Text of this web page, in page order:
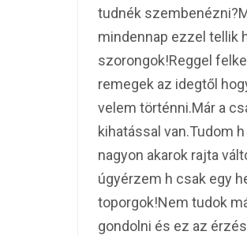
tudnék
mindennap ezzel tellik
szorongok!Reggel
remegek az idegtől
velem történni.Már a
kihatással van.Tudom
nagyon akarok rajta
úgyérzem h csak egy
toporgok!Nem tudok
gondolni és ez az érzés